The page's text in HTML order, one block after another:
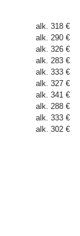
alk. 318 €
alk. 290 €
alk. 326 €
alk. 283 €
alk. 333 €
alk. 327 €
alk. 341 €
alk. 288 €
alk. 333 €
alk. 302 €